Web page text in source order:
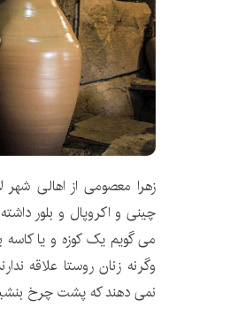
زهرا معصومی از اهالی
چینی و اکروپال و بلور
می گویم یک کوزه و یا کاسه
وگرنه زنان روستا علاقه
نمی دهند که پشت چرخ